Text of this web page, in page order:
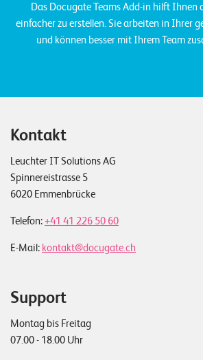
l
u
t
Das Docugate Teams Add-in hilft Ihnen
einfacher zu erstellen. Sie arbeiten in Ihrer
und können besser mit Ihrem Team
Kontakt
Leuchter IT Solutions AG
Spinnereistrasse 5
6020 Emmenbrücke
Telefon: +41 41 226 50 60
E-Mail: kontakt@docugate.ch
Support
Montag bis Freitag
07.00 - 18.00 Uhr